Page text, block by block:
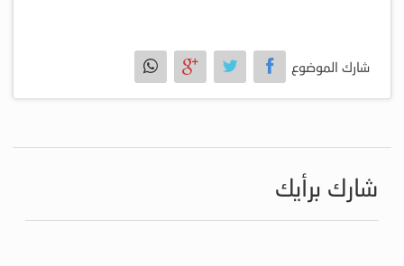
شارك الموضوع
شارك برأيك